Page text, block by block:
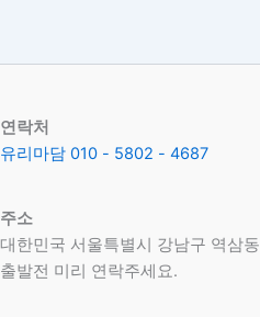
연락처
유리마담 010 - 5802 - 4687
주소
대한민국 서울특별시 강남구 역삼동
​출발전 미리 연락주세요.